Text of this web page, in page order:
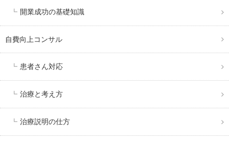
開業成功の基礎知識
自費向上コンサル
患者さん対応
治療と考え方
治療説明の仕方